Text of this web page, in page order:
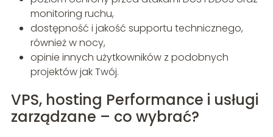
monitoring ruchu,
dostępność i jakość supportu technicznego,
również w nocy,
opinie innych użytkowników z podobnych
projektów jak Twój.
VPS, hosting Performance i usługi
zarządzane – co wybrać?